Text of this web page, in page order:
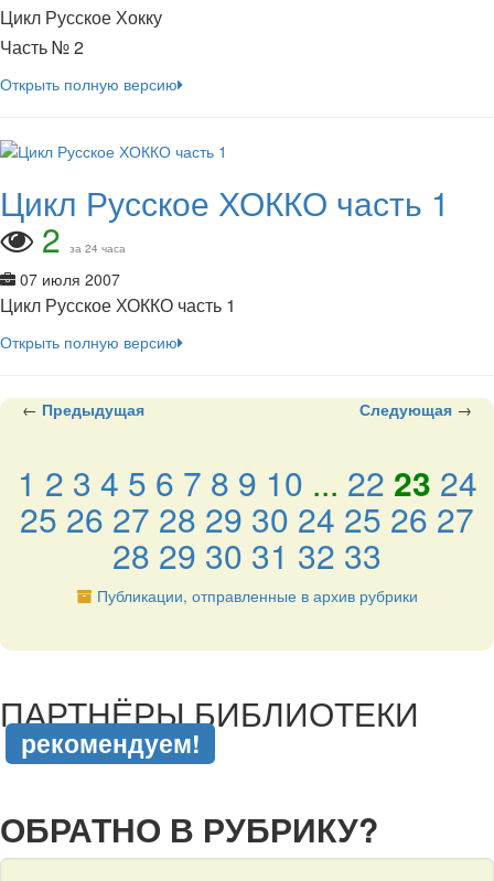
Цикл Русское Хокку
Часть № 2
Открыть полную версию
Цикл Русское ХОККО часть 1
2 за 24 часа
07 июля 2007
Цикл Русское ХОККО часть 1
Открыть полную версию
← Предыдущая Следующая →
1 2 3 4 5 6 7 8 9 10 ... 22 23 24
25 26 27 28 29 30 24 25 26 27
28 29 30 31 32 33
Публикации, отправленные в архив рубрики
ПАРТНЁРЫ БИБЛИОТЕКИ
рекомендуем!
ОБРАТНО В РУБРИКУ?